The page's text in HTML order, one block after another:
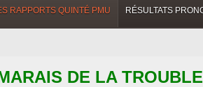
RAPPORTS QUINTÉ PMU RÉSULTATS
DE LA